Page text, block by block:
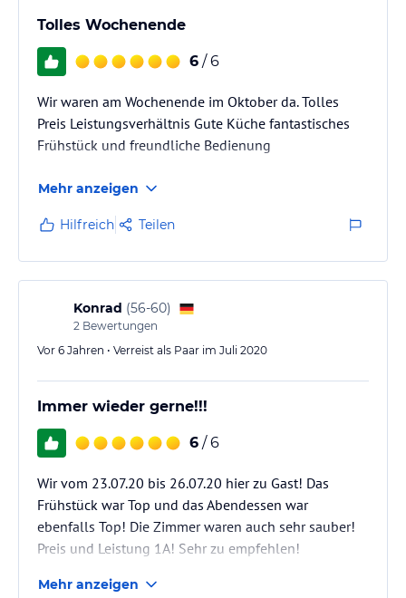
Tolles Wochenende
6 / 6
Wir waren am Wochenende im Oktober da. Tolles
Preis Leistungsverhältnis Gute Küche fantastisches
Frühstück und freundliche Bedienung
Mehr anzeigen
Hilfreich Teilen
Konrad (56-60)
2 Bewertungen
Vor 6 Jahren • Verreist als Paar im Juli 2020
Immer wieder gerne!!!
6 / 6
Wir vom 23.07.20 bis 26.07.20 hier zu Gast! Das
Frühstück war Top und das Abendessen war
ebenfalls Top! Die Zimmer waren auch sehr sauber!
Preis und Leistung 1A! Sehr zu empfehlen!
Mehr anzeigen